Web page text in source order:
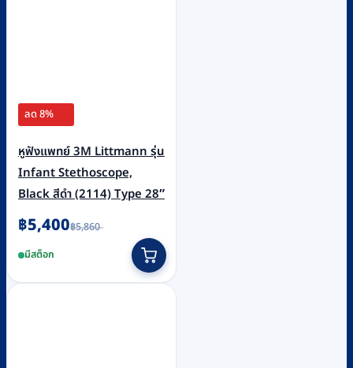
ลด 8%
หูฟังแพทย์ 3M Littmann รุ่น
Infant Stethoscope,
Black สีดำ (2114) Type 28″
฿5,860
Original
price
was:
฿5,860.
฿5,400
Current
price
is:
฿5,400.
มีสต็อก